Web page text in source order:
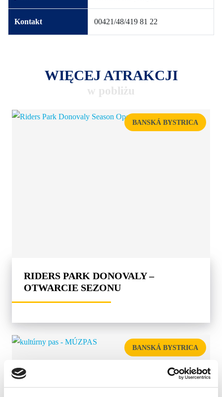
Kontakt 00421/48/419 81 22
WIĘCEJ ATRAKCJI
w pobliżu
BANSKÁ BYSTRICA
RIDERS PARK DONOVALY –
OTWARCIE SEZONU
BANSKÁ BYSTRICA